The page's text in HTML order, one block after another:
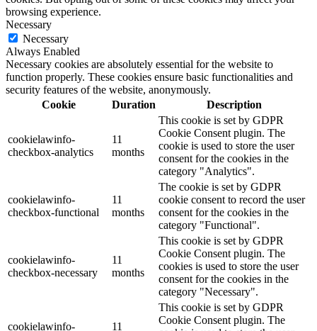
browsing experience.
Necessary
Necessary
Always Enabled
Necessary cookies are absolutely essential for the website to
function properly. These cookies ensure basic functionalities and
security features of the website, anonymously.
Cookie
Duration Description
cookielawinfo-
checkbox-analytics
11
months
This cookie is set by GDPR
Cookie Consent plugin. The
cookie is used to store the user
consent for the cookies in the
category "Analytics".
cookielawinfo-
checkbox-functional
11
months
The cookie is set by GDPR
cookie consent to record the user
consent for the cookies in the
category "Functional".
cookielawinfo-
checkbox-necessary
11
months
This cookie is set by GDPR
Cookie Consent plugin. The
cookies is used to store the user
consent for the cookies in the
category "Necessary".
cookielawinfo-
11
This cookie is set by GDPR
Cookie Consent plugin. The